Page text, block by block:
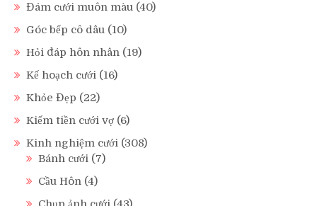
Đám cưới muôn màu (40)
Góc bếp cô dâu (10)
Hỏi đáp hôn nhân (19)
Kế hoạch cưới (16)
Khỏe Đẹp (22)
Kiếm tiền cưới vợ (6)
Kinh nghiệm cưới (308)
Bánh cưới (7)
Cầu Hôn (4)